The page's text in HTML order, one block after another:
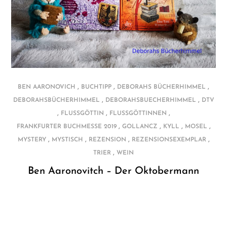
BEN AARONOVICH , BUCHTIPP , DEBORAHS BÜCHERHIMMEL ,
DEBORAHSBÜCHERHIMMEL , DEBORAHSBUECHERHIMMEL , DTV
, FLUSSGÖTTIN , FLUSSGÖTTINNEN ,
FRANKFURTER BUCHMESSE 2019, GOLLANCZ , KYLL , MOSEL ,
MYSTERY, MYSTISCH , REZENSION , REZENSIONSEXEMPLAR,
TRIER , WEIN
Ben Aaronovitch – Der Oktobermann